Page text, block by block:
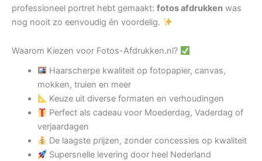
professioneel portret hebt gemaakt: fotos afdrukken was
nog nooit zo eenvoudig én voordelig.
Waarom Kiezen voor Fotos-Afdrukken.nl?
Haarscherpe kwaliteit op fotopapier, canvas,
mokken, truien en meer
Keuze uit diverse formaten en verhoudingen
Perfect als cadeau voor Moederdag, Vaderdag of
verjaardagen
De laagste prijzen, zonder concessies op kwaliteit
Supersnelle levering door heel Nederland